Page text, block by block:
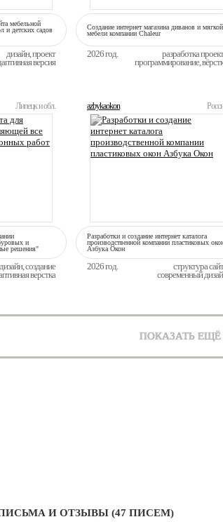
мебельной
и детских садов
дизайн, проект
версия
Создание интернет магазина диванов и мягкой
мебели компании Сhaleur
2026 год.
разработка
программирование,
Липецк и обл.
и
решения"
дизайн, создание
верстка
azbykaokon
Разработки и создание интернет каталога
производственной компании пластиковых
Азбука Окон
2026 год.
структура
современный
ПОКАЗАТЬ ЕЩЁ
И ОТЗЫВЫ (47 ПИСЕМ)